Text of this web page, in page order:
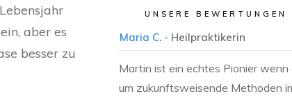
aber es
besser zu
UNSERE BEWERTUNGEN
Maria C. - Heilpraktikerin
Martin ist ein echtes Pionier wenn
um zukunftsweisende Methoden